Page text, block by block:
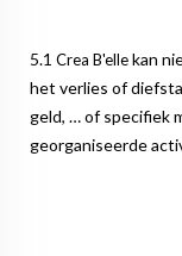
5.1 Crea B'ellekan
het verlies of
geld, … of specifiek
georganiseerde